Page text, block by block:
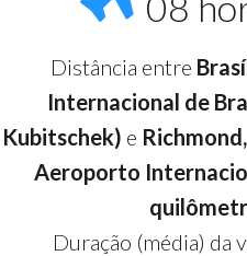
Distância entre
Internacional de
Kubitschek) e
Aeroporto
Duração (média) da